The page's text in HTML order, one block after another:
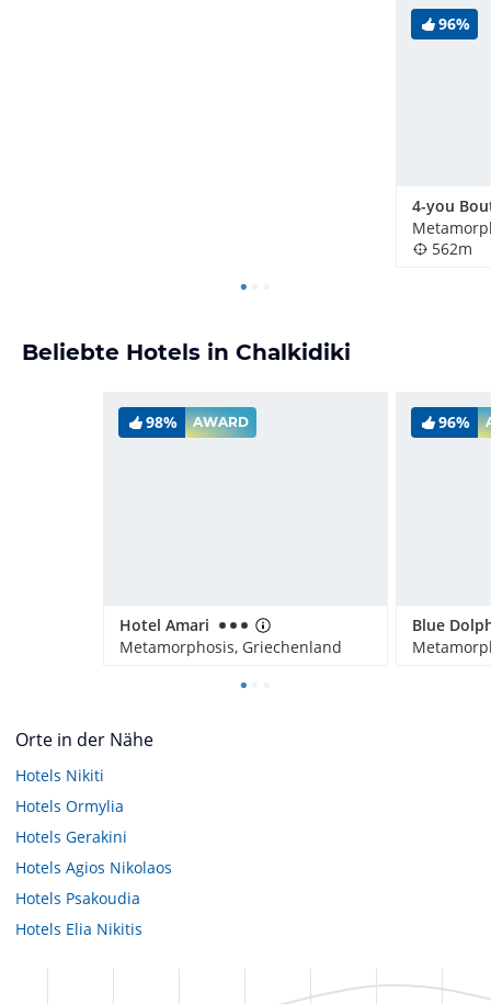
96%
562m
Beliebte Hotels in Chalkidiki
98% AWARD
Hotel Amari
Metamorphosis, Griechenland
96%
Orte in der Nähe
Hotels Nikiti
Hotels Ormylia
Hotels Gerakini
Hotels Agios Nikolaos
Hotels Psakoudia
Hotels Elia Nikitis